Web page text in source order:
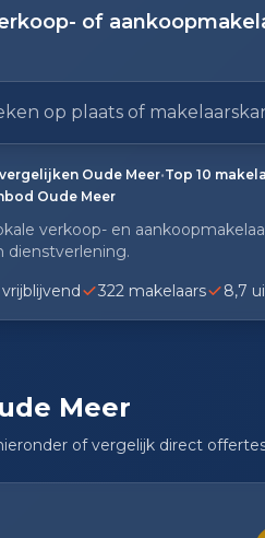
of
of makelaarskantoor
zoeken. Gebruik pijl
Oude Meer•Top 10
Oude Meer
verkoop- en
dienstverlening.
322 makelaars 8,7
Meer
of vergelijk direct